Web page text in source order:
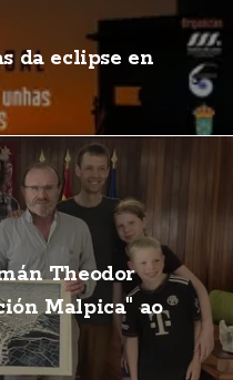
da eclipse en
Theodor
Malpica" ao